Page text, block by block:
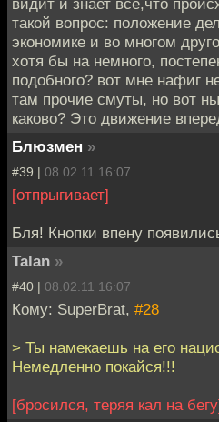
такой вопрос: положение
экономике и во многом
хотя бы на немного,
подобного? вот мне нафиг
там прочие смуты, но вот
каково? Это движение
Блюзмен »
#39 | 08.02.11 16:07
[отпрыгивает]
Бля! Кнопки впену
Talan »
#40 | 08.02.11 16:07
Кому: SuperBrat, #28
> Ты намекаешь на его
Немедленно покайся!!!
[бросился, теряя кал на